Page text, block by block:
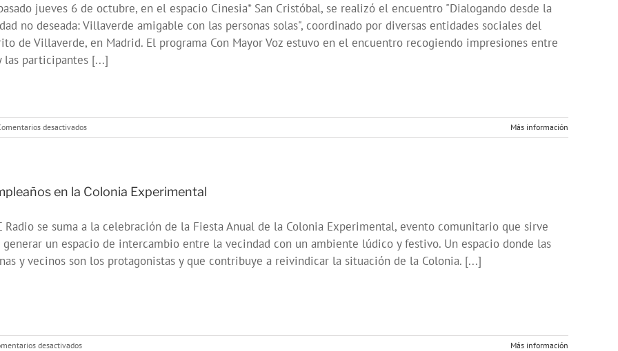
jueves 6 de octubre, en el espacio Cinesia* San Cristóbal, se realizó el encuentro "Dialogando desde la
no deseada: Villaverde amigable con las personas solas", coordinado por diversas entidades sociales del
de Villaverde, en Madrid. El programa Con Mayor Voz estuvo en el encuentro recogiendo impresiones entre
las participantes [...]
desactivadosen
«Dialogando
no
amigable
con
las
personas
Más información
en la Colonia Experimental
Radio se suma a la celebración de la Fiesta Anual de la Colonia Experimental, evento comunitario que sirve
generar un espacio de intercambio entre la vecindad con un ambiente lúdico y festivo. Un espacio donde las
y vecinos son los protagonistas y que contribuye a reivindicar la situación de la Colonia. [...]
desactivadosen
Más información